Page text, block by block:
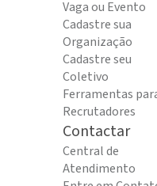
Vaga ou Evento
Cadastre sua
Organização
Cadastre seu
Coletivo
Ferramentas
Recrutadores
Contactar
Central de
Atendimento